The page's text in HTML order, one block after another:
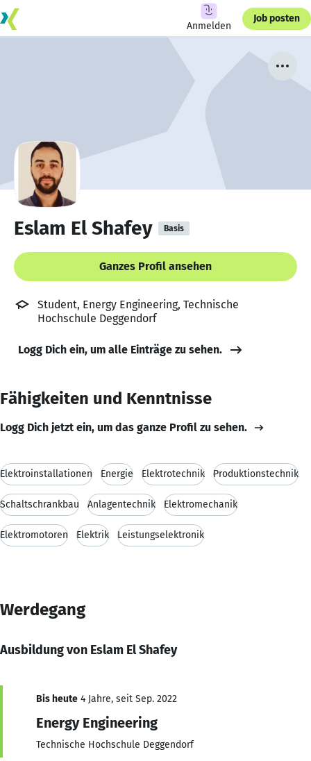
Anmelden
Job posten
Eslam El Shafey Basis
Ganzes Profil ansehen
Student, Energy Engineering, Technische
Hochschule Deggendorf
Logg Dich ein, um alle Einträge zu sehen.
Fähigkeiten und Kenntnisse
Logg Dich jetzt ein, um das ganze Profil zu sehen.
Elektroinstallationen Energie Elektrotechnik Produktionstechnik
Schaltschrankbau Anlagentechnik Elektromechanik
Elektromotoren Elektrik Leistungselektronik
Werdegang
Ausbildung von Eslam El Shafey
Bis heute 4 Jahre, seit Sep. 2022
Energy Engineering
Technische Hochschule Deggendorf